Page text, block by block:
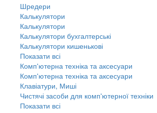
Шредери
Калькулятори
Калькулятори
Калькулятори бухгалтерські
Калькулятори кишенькові
Показати всі
Комп'ютерна техніка та аксесуари
Комп'ютерна техніка та аксесуари
Клавіатури, Миші
Чистячі засоби для комп'ютерної техніки
Показати всі